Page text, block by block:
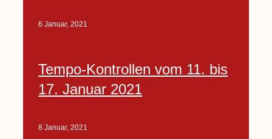
6 Januar, 2021
Tempo-Kontrollen vom 11. bis
17. Januar 2021
8 Januar, 2021